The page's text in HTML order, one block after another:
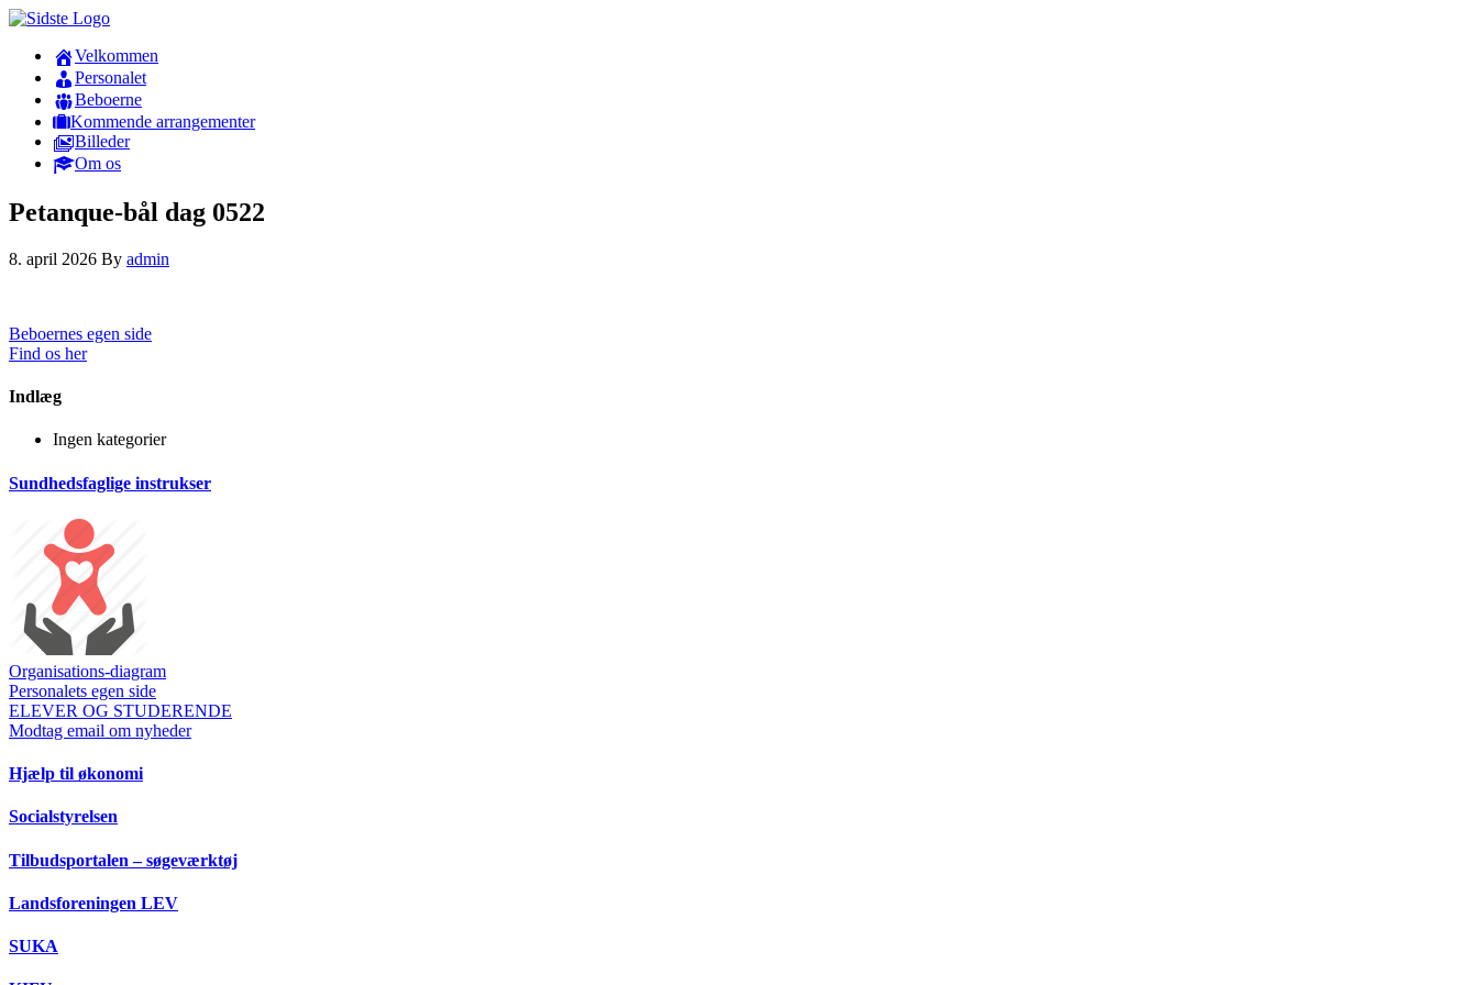
Velkommen
Personalet
Beboerne
Kommende arrangementer
Billeder
Om os
Petanque-bål dag 0522
8. april 2026 By admin
Beboernes egen side
Find os her
Indlæg
Ingen kategorier
Sundhedsfaglige instrukser
Organisations-diagram
Personalets egen side
ELEVER OG STUDERENDE
Modtag email om nyheder
Hjælp til økonomi
Socialstyrelsen
Tilbudsportalen – søgeværktøj
Landsforeningen LEV
SUKA